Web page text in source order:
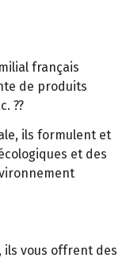
français
de produits
??
ils formulent et
et des
ils vous offrent des